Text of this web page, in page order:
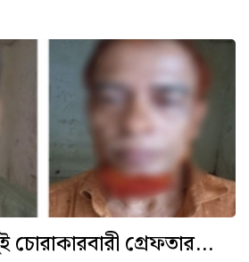
চোরাকারবারী গ্রেফতার...